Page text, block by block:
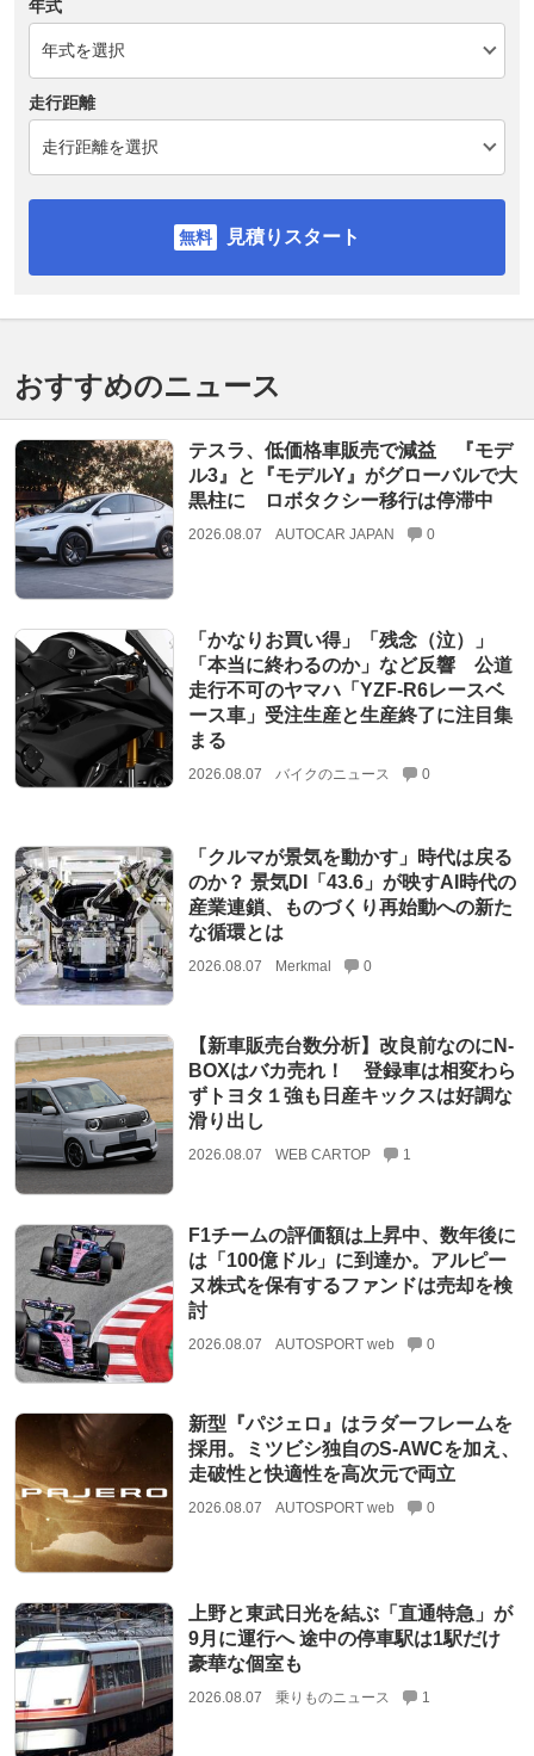
年式
走行距離
見積りスタート
おすすめのニュース
テスラ、低価格車販売で減益 『モデ
ル3』と『モデルY』がグローバルで大
黒柱に ロボタクシー移行は停滞中
2026.08.07 AUTOCAR JAPAN 0
「かなりお買い得」「残念（泣）」
「本当に終わるのか」など反響 公道
走行不可のヤマハ「YZF-R6レースベ
ース車」受注生産と生産終了に注目集
まる
2026.08.07 バイクのニュース 0
「クルマが景気を動かす」時代は戻る
のか？ 景気DI「43.6」が映すAI時代の
産業連鎖、ものづくり再始動への新た
な循環とは
2026.08.07 Merkmal 0
【新車販売台数分析】改良前なのにN-
BOXはバカ売れ！ 登録車は相変わら
ずトヨタ１強も日産キックスは好調な
滑り出し
2026.08.07 WEB CARTOP 1
F1チームの評価額は上昇中、数年後に
は「100億ドル」に到達か。アルピー
ヌ株式を保有するファンドは売却を検
討
2026.08.07 AUTOSPORT web 0
新型『パジェロ』はラダーフレームを
採用。ミツビシ独自のS-AWCを加え、
走破性と快適性を高次元で両立
2026.08.07 AUTOSPORT web 0
上野と東武日光を結ぶ「直通特急」が
9月に運行へ 途中の停車駅は1駅だけ
豪華な個室も
2026.08.07 乗りものニュース 1